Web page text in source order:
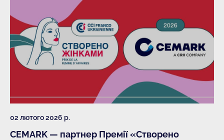
02 лютого 2026 р.
CEMARK — партнер Премії «Створено